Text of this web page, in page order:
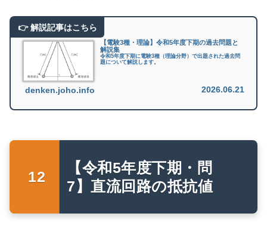
\times
4 =
200
【電験3種・理論】令和5年度下期の過去問題と
解説集
令和5年度下期に電験3種（理論分野）で出題された過去問
題について解説します。
denken.joho.info 2026.06.21
【令和5年度下期・問
7】直流回路の抵抗値